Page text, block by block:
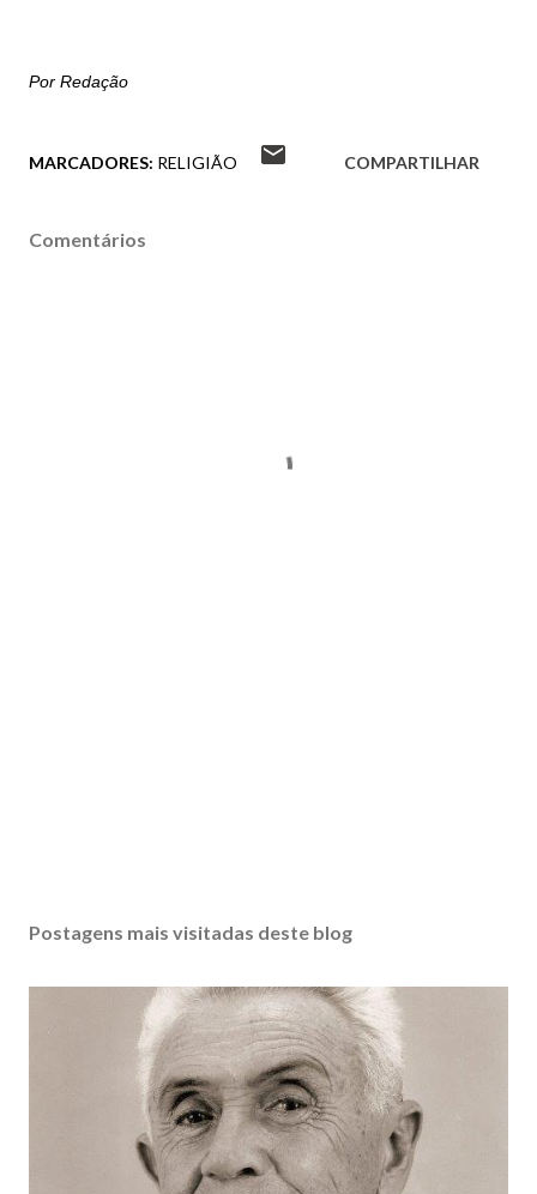
Por Redação
MARCADORES: RELIGIÃO COMPARTILHAR
Comentários
Postagens mais visitadas deste blog